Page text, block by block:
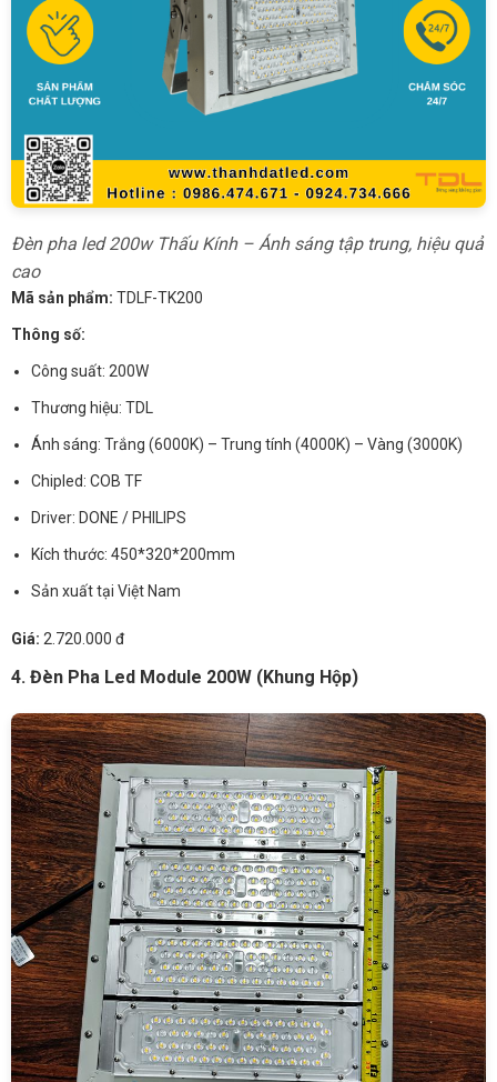
Đèn pha led 200w Thấu Kính – Ánh sáng tập trung, hiệu quả
cao
Mã sản phẩm: TDLF-TK200
Thông số:
Công suất: 200W
Thương hiệu: TDL
Ánh sáng: Trắng (6000K) – Trung tính (4000K) – Vàng (3000K)
Chipled: COB TF
Driver: DONE / PHILIPS
Kích thước: 450*320*200mm
Sản xuất tại Việt Nam
Giá: 2.720.000 đ
4. Đèn Pha Led Module 200W (Khung Hộp)